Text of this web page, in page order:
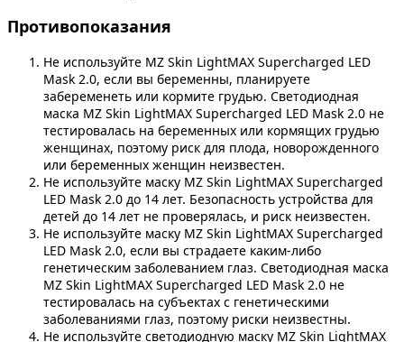
Противопоказания
Не используйте MZ Skin LightMAX Supercharged LED
Mask 2.0, если вы беременны, планируете
забеременеть или кормите грудью. Светодиодная
маска MZ Skin LightMAX Supercharged LED Mask 2.0 не
тестировалась на беременных или кормящих грудью
женщинах, поэтому риск для плода, новорожденного
или беременных женщин неизвестен.
Не используйте маску MZ Skin LightMAX Supercharged
LED Mask 2.0 до 14 лет. Безопасность устройства для
детей до 14 лет не проверялась, и риск неизвестен.
Не используйте маску MZ Skin LightMAX Supercharged
LED Mask 2.0, если вы страдаете каким-либо
генетическим заболеванием глаз. Светодиодная маска
MZ Skin LightMAX Supercharged LED Mask 2.0 не
тестировалась на субъектах с генетическими
заболеваниями глаз, поэтому риски неизвестны.
Не используйте светодиодную маску MZ Skin LightMAX